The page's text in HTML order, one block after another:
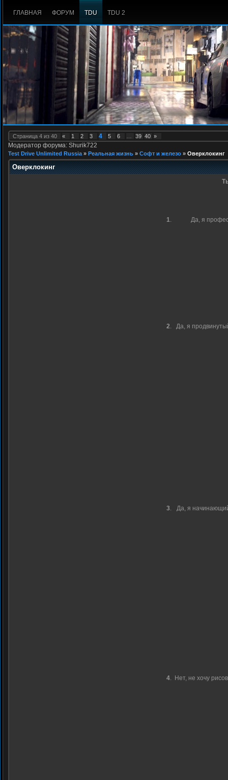
ГЛАВНАЯ ФОРУМ TDU TDU 2
Страница 4 из 40 « 1 2 3 4 5 6 39 40 »
Модератор форума: Shurik722
Test Drive Unlimited Russia » Реальная жизнь » Софт и железо » Оверклокинг
Оверклокинг
1. Да, я
2. Да, я
3. Да, я
4. Нет, не хочу